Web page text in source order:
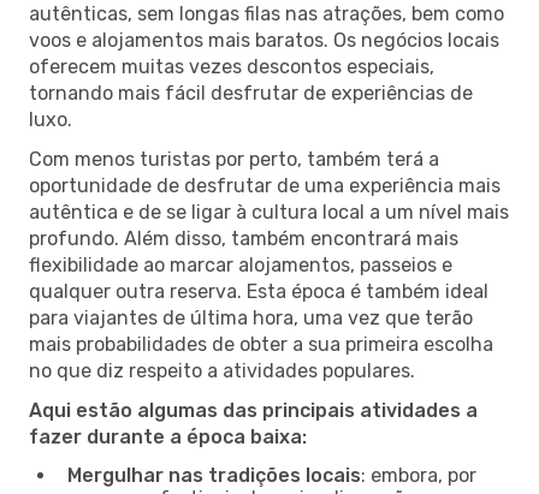
autênticas, sem longas filas nas atrações, bem como
voos e alojamentos mais baratos. Os negócios locais
oferecem muitas vezes descontos especiais,
tornando mais fácil desfrutar de experiências de
luxo.
Com menos turistas por perto, também terá a
oportunidade de desfrutar de uma experiência mais
autêntica e de se ligar à cultura local a um nível mais
profundo. Além disso, também encontrará mais
flexibilidade ao marcar alojamentos, passeios e
qualquer outra reserva. Esta época é também ideal
para viajantes de última hora, uma vez que terão
mais probabilidades de obter a sua primeira escolha
no que diz respeito a atividades populares.
Aqui estão algumas das principais atividades a
fazer durante a época baixa:
Mergulhar nas tradições locais: embora, por